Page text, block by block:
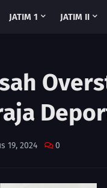
JATIM 1 JATIM II
19, 2024 0